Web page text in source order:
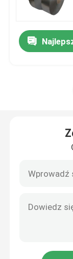
Taśma ze
Rura ze stali